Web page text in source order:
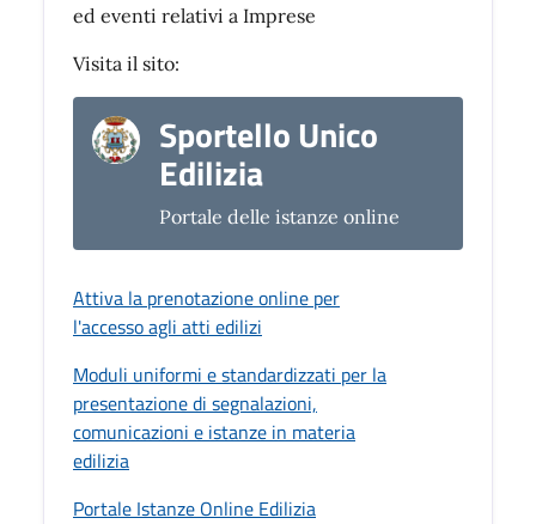
ed eventi relativi a Imprese
Visita il sito:
Sportello Unico
Edilizia
Portale delle istanze online
Attiva la prenotazione online per
l'accesso agli atti edilizi
Moduli uniformi e standardizzati per la
presentazione di segnalazioni,
comunicazioni e istanze in materia
edilizia
Portale Istanze Online Edilizia